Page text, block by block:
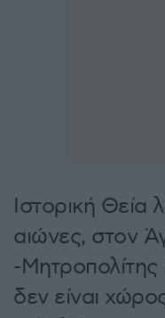
Ιστορική Θεία
αιώνες, στον
-
δεν είναι